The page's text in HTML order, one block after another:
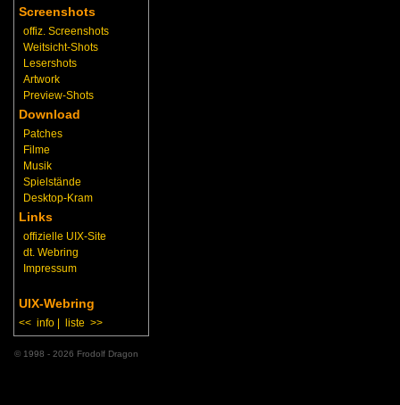
Screenshots
offiz. Screenshots
Weitsicht-Shots
Lesershots
Artwork
Preview-Shots
Download
Patches
Filme
Musik
Spielstände
Desktop-Kram
Links
offizielle UIX-Site
dt. Webring
Impressum
UIX-Webring
<< info liste >>
© 1998 - 2026 Frodolf Dragon